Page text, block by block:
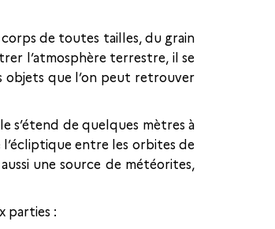
de toutes tailles, du grain
l’atmosphère terrestre, il se
objets que l’on peut retrouver
s’étend de quelques mètres à
entre les orbites de
une source de météorites,
parties :